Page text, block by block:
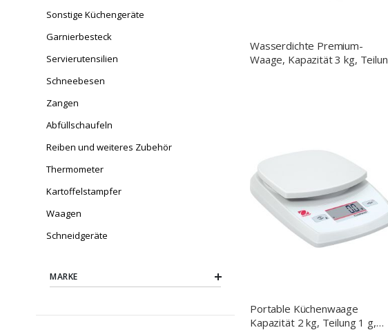
Wasserdichte Premium-
Waage, Kapazität 3 kg,
Portable Küchenwaage
Kapazität 2 kg, Teilung 1 g,
Sonstige Küchengeräte
Garnierbesteck
Servierutensilien
Schneebesen
Zangen
Abfüllschaufeln
Reiben und weiteres Zubehör
Thermometer
Kartoffelstampfer
Waagen
Schneidgeräte
MARKE